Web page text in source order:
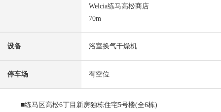
Welcia练马高松商店
70m
设备 浴室换气干燥机
停车场 有空位
■练马区高松6丁目新房独栋住宅5号楼(全6栋)